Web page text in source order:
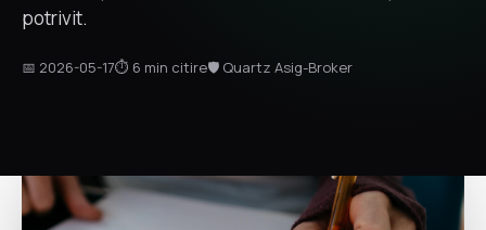
potrivit.
📅 2026-05-17⏱ 6 min citire🛡 Quartz Asig-Broker